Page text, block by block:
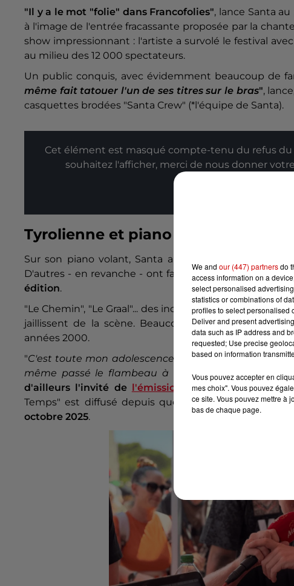
"Il y a le mot "folie" dans Francofolies", lance Santa
à l'image de l'entrée fracassante proposée par la
show impressionnant : l'artiste a survolé le festival
au milieu des 12 000 spectateurs.
Un public conquis, avec évidemment beaucoup de
même fait tatouer l'un de ses titres sur le bras",
casquettes brodées "Santa Crew" (*l'équipe de Santa).
Cet élément est masqué compte-tenu du refus
souhaitez l'afficher, merci de nous donner
Tyrolienne et piano volant
Sur son piano volant, Santa a enflammé la scène
D'autres - en revanche - ont fait leur grande première
édition.
"Le Chemin", "Le Graal"... des incontournables
jaillissent de la scène. Beaucoup de trentenaires,
années 2000.
"C'est toute mon adolescence, j'avais les posters,
même passé le flambeau à mon petit garçon qui
d'ailleurs l'invité de l'émission spéciale avec
Temps" est diffusé depuis quelques semaines sur
octobre 2025.
We and our (447) partnersdo
access information on a
select personalised
statistics or combinations of
profiles to select personalised
Deliver and present
data such as IP address and
requested; Use precise
based on information
Vous pouvez accepter en
mes choix". Vous pouvez
ce site. Vous pouvez mettre à
bas de chaque page.